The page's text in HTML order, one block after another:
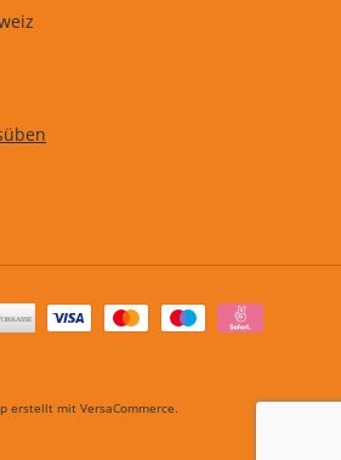
Zahlungsarten
erstellt mit VersaCommerce.